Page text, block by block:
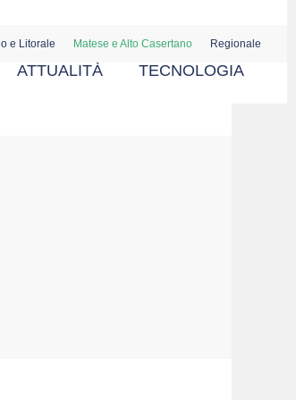
e Litorale Matese e Alto Casertano Regionale
ATTUALITÀ TECNOLOGIA